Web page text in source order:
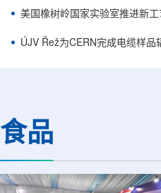
美国橡树岭国家实验室推进新
ÚJV Řež为CERN完成电缆样
食品